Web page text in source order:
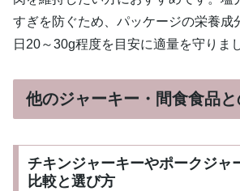
すぎを防ぐため、パッケージの栄養成
日20～30g程度を目安に適量を守りま
他のジャーキー・間食食品
チキンジャーキーやポークジャ
比較と選び方